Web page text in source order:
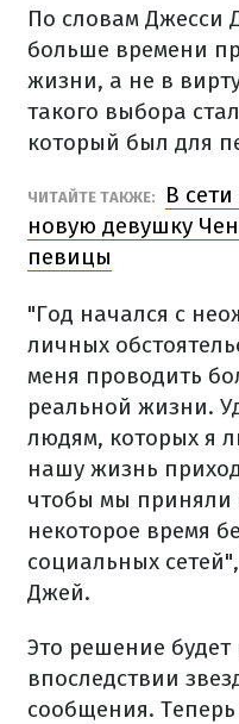
По словам Джесси
больше времени
жизни, а не в
такого выбора
который был для
ЧИТАЙТЕ ТАКЖЕ:
В
новую девушку
певицы
"Год начался с
личных
меня проводить
реальной жизни.
людям, которых я
нашу жизнь
чтобы мы приняли
некоторое время
социальных
Джей.
Это решение
впоследствии
сообщения.